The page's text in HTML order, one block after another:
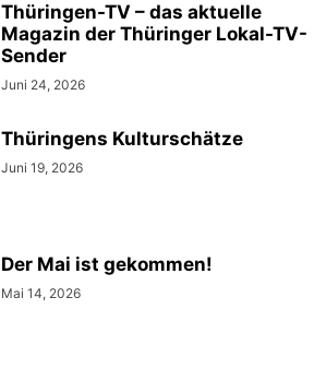
Thüringen-TV – das aktuelle
Magazin der Thüringer Lokal-TV-
Sender
Juni 24, 2026
Thüringens Kulturschätze
Juni 19, 2026
Der Mai ist gekommen!
Mai 14, 2026